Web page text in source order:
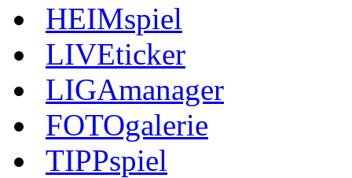
HEIMspiel
LIVEticker
LIGAmanager
FOTOgalerie
TIPPspiel